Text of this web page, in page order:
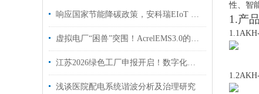
响应国家节能降碳政策，安科瑞EIoT 平台赋能园区能源改造
虚拟电厂“困兽”突围！AcrelEMS3.0的智慧能源管理引擎轰鸣
江苏2026绿色工厂申报开启！数字化能碳平台成硬性门槛，12项功能缺一不可
浅谈医院配电系统谐波分析及治理研究
性、智
1.产